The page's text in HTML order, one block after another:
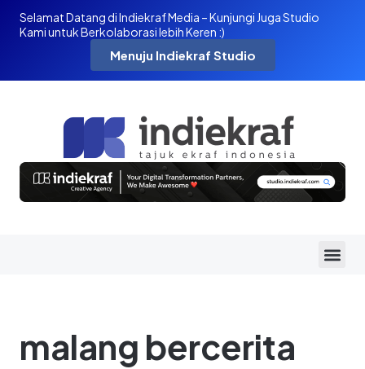
Selamat Datang di Indiekraf Media – Kunjungi Juga Studio
Kami untuk Berkolaborasi lebih Keren :)
Menuju Indiekraf Studio
malang bercerita